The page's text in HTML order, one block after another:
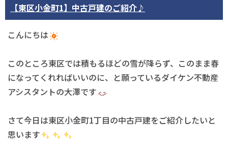
【東区小金町1】中古戸建のご紹介♪
こんにちは
このところ東区では積もるほどの雪が降らず、このまま春
になってくれればいいのに、と願っているダイケン不動産
アシスタントの大澤です
さて今日は東区小金町1丁目の中古戸建をご紹介したいと
思います